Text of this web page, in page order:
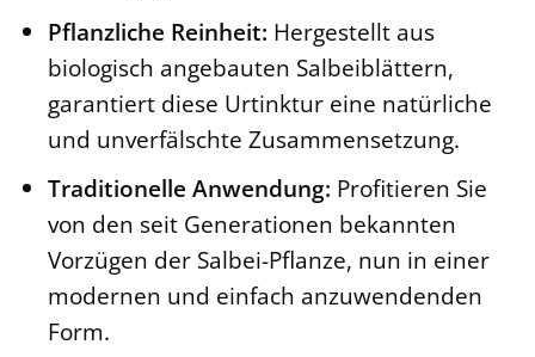
Pflanzliche Reinheit: Hergestellt aus
biologisch angebauten Salbeiblättern,
garantiert diese Urtinktur eine natürliche
und unverfälschte Zusammensetzung.
Traditionelle Anwendung: Profitieren Sie
von den seit Generationen bekannten
Vorzügen der Salbei-Pflanze, nun in einer
modernen und einfach anzuwendenden
Form.